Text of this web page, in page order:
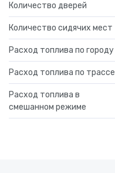
Количество дверей
Количество сидячих мест
Расход топлива по городу
Расход топлива по трассе
Расход топлива в
смешанном режиме